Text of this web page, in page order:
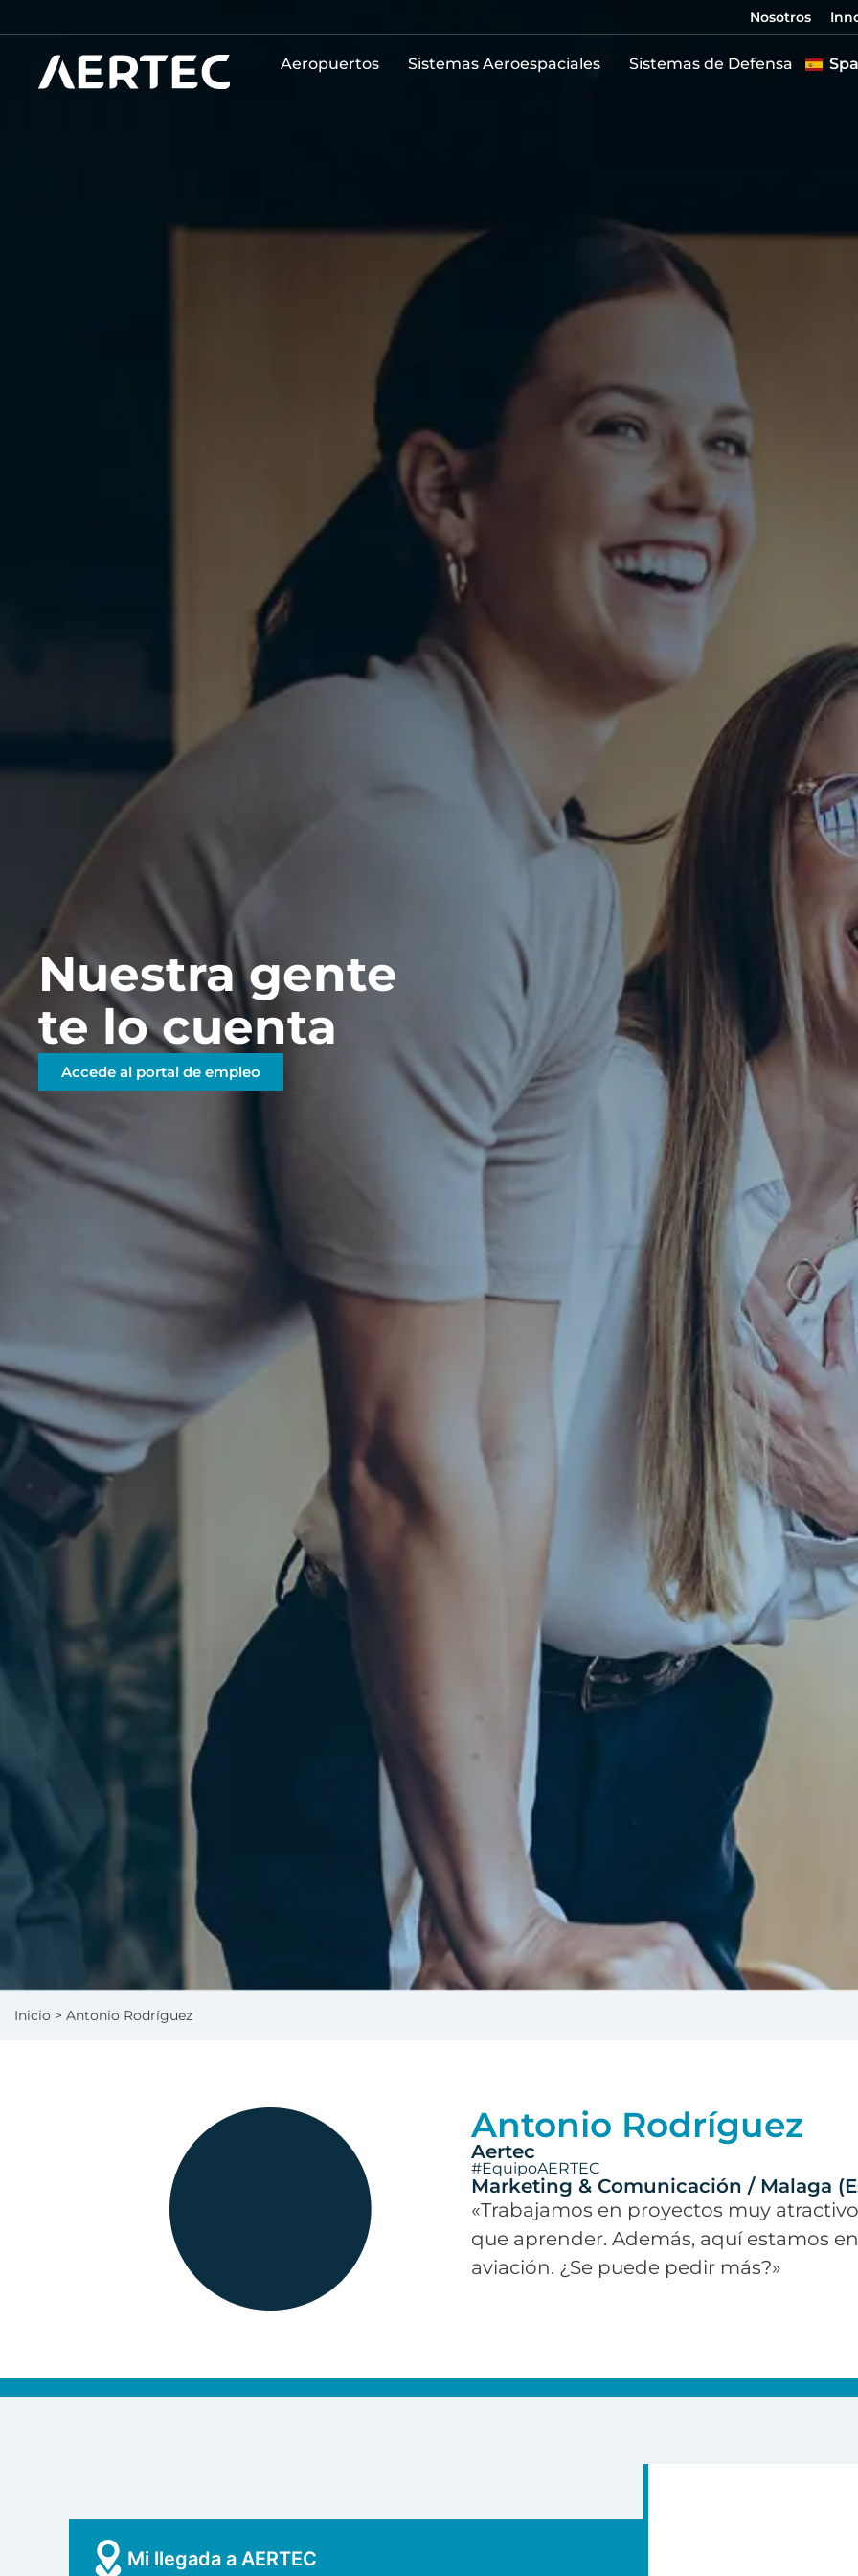
Nosotros
Aeropuertos Sistemas Aeroespaciales Sistemas de Defensa
Nuestra gente
te lo cuenta
Accede al portal de empleo
Inicio > Antonio Rodríguez
Antonio Rodríguez
Aertec
#EquipoAERTEC
Marketing & Comunicación / Malaga
«Trabajamos en proyectos muy
que aprender. Además, aquí estamos
aviación. ¿Se puede pedir más?»
Mi llegada a AERTEC